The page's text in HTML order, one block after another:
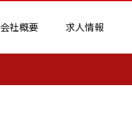
会社概要 求人情報